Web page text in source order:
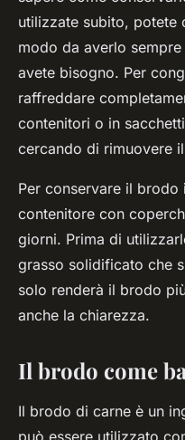
utilizzate subito, potete
modo da averlo
avete bisogno. Per
raffreddare
contenitori o in
cercando di rimuovere
Per conservare il
contenitore con
giorni. Prima di
grasso solidificato che
solo renderà il brodo
anche la chiarezza.
Il brodo come
Il brodo di carne è un